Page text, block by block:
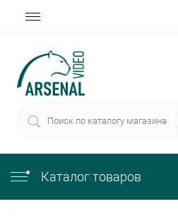
Каталог товаров